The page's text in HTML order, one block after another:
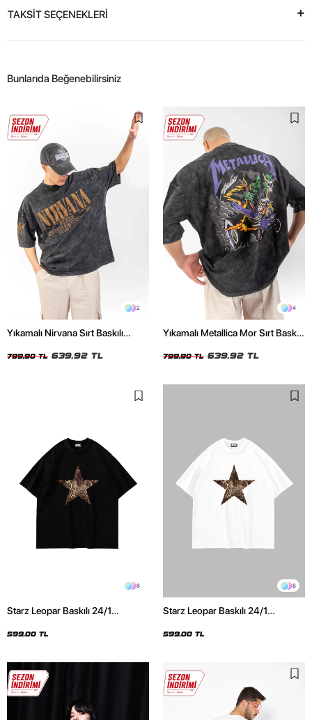
TAKSİT SEÇENEKLERİ
Bunlarıda Beğenebilirsiniz
2
Yıkamalı Nirvana Sırt Baskılı
799,90 TL 639,92 TL
4
Yıkamalı Metallica Mor Sırt Baskılı
799,90 TL 639,92 TL
8
Starz Leopar Baskılı 24/1
599,00 TL
8
Starz Leopar Baskılı 24/1
599,00 TL